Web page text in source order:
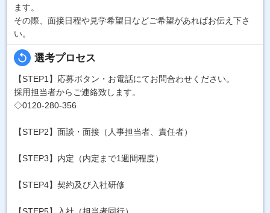
ます。
その際、面接日程や見学希望日などご希望があればお伝え下さ
い。
replay 選考プロセス
【STEP1】応募ボタン・お電話にてお問合わせください。
採用担当者からご連絡致します。
◇0120-280-356
【STEP2】面談・面接（人事担当者、責任者）
【STEP3】内定（内定まで1週間程度）
【STEP4】契約及び入社研修